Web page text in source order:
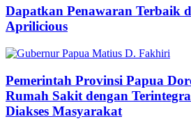
Dapatkan Penawaran Terbaik
Aprilicious
Pemerintah Provinsi Papua
Rumah Sakit dengan
Diakses Masyarakat